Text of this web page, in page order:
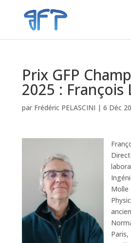
Prix GFP
2025 : François
par Frédéric PELASCINI | 6 Déc